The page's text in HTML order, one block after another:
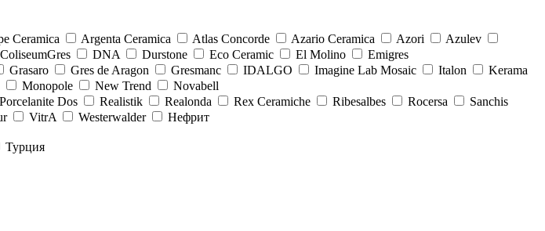
Ceramica Argenta Ceramica Atlas Concorde Azario Ceramica Azori
Azulev
ColiseumGres DNA Durstone Eco Ceramic El Molino
Emigres
Grasaro Gres de Aragon Gresmanc IDALGO Imagine Lab Mosaic Italon
Kerama
Monopole New Trend
Novabell
Porcelanite Dos Realistik Realonda Rex Ceramiche Ribesalbes Rocersa
Sanchis
VitrA Westerwalder
Нефрит
Турция